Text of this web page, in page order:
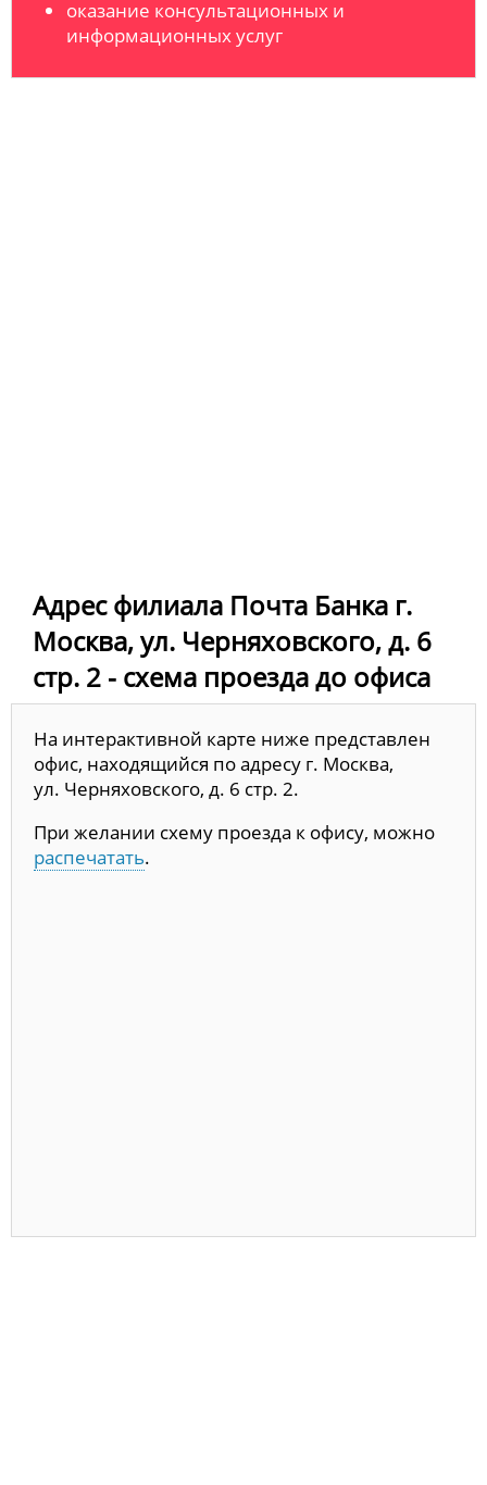
оказание консультационных и
информационных услуг
Адрес филиала Почта Банка г.
Москва, ул. Черняховского, д. 6
стр. 2 - схема проезда до офиса
На интерактивной карте ниже представлен
офис, находящийся по адресу г. Москва,
ул. Черняховского, д. 6 стр. 2.
При желании схему проезда к офису, можно
распечатать.